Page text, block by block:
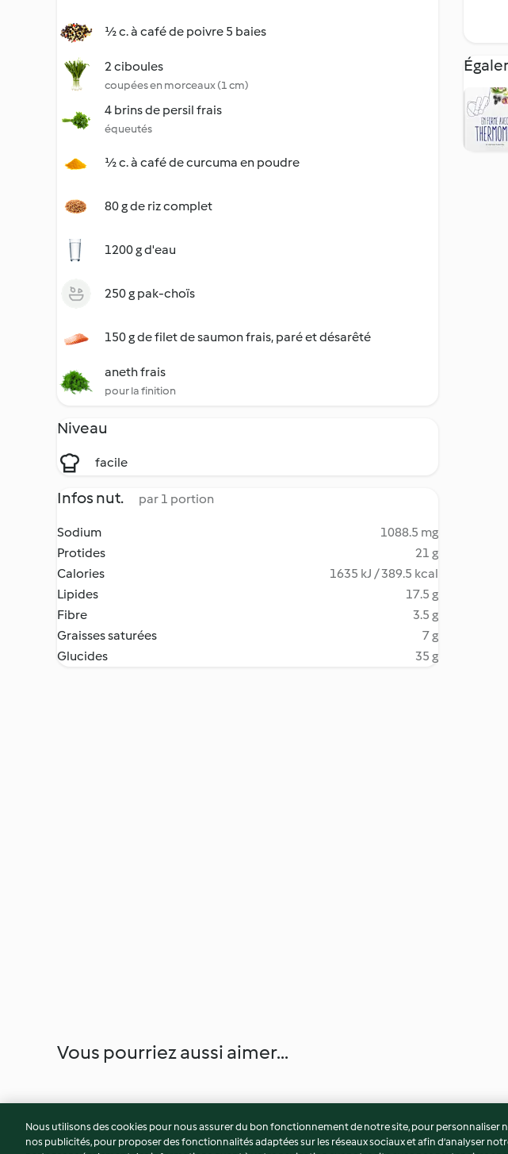
½ c. à café de poivre 5 baies
2 ciboules
coupées en morceaux (1 cm)
4 brins de persil frais
équeutés
½ c. à café de curcuma en poudre
80 g de riz complet
1200 g d'eau
250 g pak-choïs
150 g de filet de saumon frais, paré et désarêté
aneth frais
pour la finition
Niveau
facile
Infos nut. par 1 portion
Sodium
1088.5 mg
Protides
21 g
Calories
1635 kJ / 389.5 kcal
Lipides
17.5 g
Fibre
3.5 g
Graisses saturées
7 g
Glucides
35 g
Vous pourriez aussi aimer...
Nous utilisons des cookies pour nous assurer du bon fonctionnement de notre site, pour personnaliser
nos publicités, pour proposer des fonctionnalités adaptées sur les réseaux sociaux et afin d’analyser